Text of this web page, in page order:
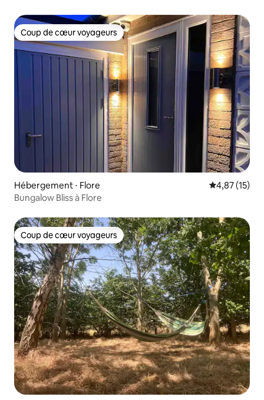
Coup de cœur voyageurs
Coup de cœur voyageurs
Hébergement ⋅ Flore Évaluation
4,87 (15)
Bungalow Bliss à Flore
Coup de cœur voyageurs
Coup de cœur voyageurs